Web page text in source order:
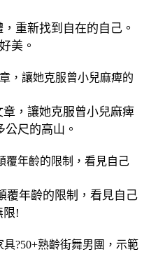
重新找到自在的自己。
美。
，讓她克服曾小兒麻痺
尺的高山。
覆年齡的限制，看見自己
限!